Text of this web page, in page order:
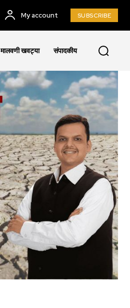
My account SUBSCRIBE
मालवणी खवट्या संपादकीय